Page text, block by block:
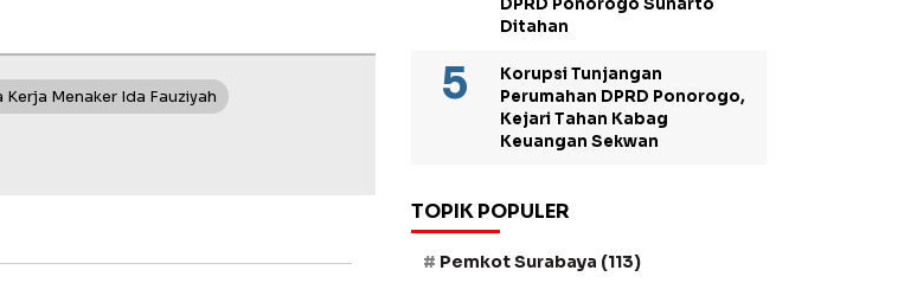
Kerja Menaker Ida Fauziyah
DPRD Ponorogo Sunarto
Ditahan
Korupsi Tunjangan
Perumahan DPRD Ponorogo,
Kejari Tahan Kabag
Keuangan Sekwan
TOPIK POPULER
Pemkot Surabaya (113)